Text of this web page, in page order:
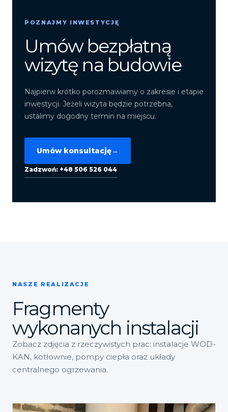
POZNAJMY INWESTYCJĘ
Umów bezpłatną
wizytę na budowie
Najpierw krótko porozmawiamy o zakresie i etapie
inwestycji. Jeżeli wizyta będzie potrzebna,
ustalimy dogodny termin na miejscu.
Umów konsultację→
Zadzwoń: +48 506 526 044
NASZE REALIZACJE
Fragmenty
wykonanych instalacji
Zobacz zdjęcia z rzeczywistych prac: instalacje WOD-
KAN, kotłownie, pompy ciepła oraz układy
centralnego ogrzewania.